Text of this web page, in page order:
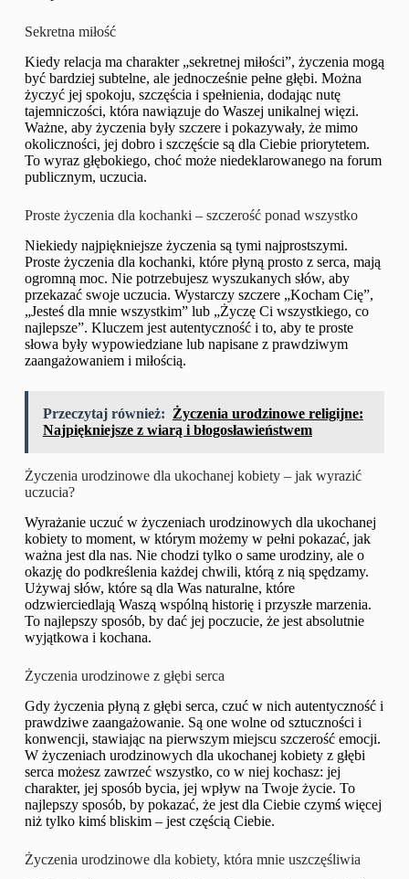
Sekretna miłość
Kiedy relacja ma charakter „sekretnej miłości”, życzenia mogą
być bardziej subtelne, ale jednocześnie pełne głębi. Można
życzyć jej spokoju, szczęścia i spełnienia, dodając nutę
tajemniczości, która nawiązuje do Waszej unikalnej więzi.
Ważne, aby życzenia były szczere i pokazywały, że mimo
okoliczności, jej dobro i szczęście są dla Ciebie priorytetem.
To wyraz głębokiego, choć może niedeklarowanego na forum
publicznym, uczucia.
Proste życzenia dla kochanki – szczerość ponad wszystko
Niekiedy najpiękniejsze życzenia są tymi najprostszymi.
Proste życzenia dla kochanki, które płyną prosto z serca, mają
ogromną moc. Nie potrzebujesz wyszukanych słów, aby
przekazać swoje uczucia. Wystarczy szczere „Kocham Cię”,
„Jesteś dla mnie wszystkim” lub „Życzę Ci wszystkiego, co
najlepsze”. Kluczem jest autentyczność i to, aby te proste
słowa były wypowiedziane lub napisane z prawdziwym
zaangażowaniem i miłością.
Przeczytaj również: Życzenia urodzinowe religijne:
Najpiękniejsze z wiarą i błogosławieństwem
Życzenia urodzinowe dla ukochanej kobiety – jak wyrazić
uczucia?
Wyrażanie uczuć w życzeniach urodzinowych dla ukochanej
kobiety to moment, w którym możemy w pełni pokazać, jak
ważna jest dla nas. Nie chodzi tylko o same urodziny, ale o
okazję do podkreślenia każdej chwili, którą z nią spędzamy.
Używaj słów, które są dla Was naturalne, które
odzwierciedlają Waszą wspólną historię i przyszłe marzenia.
To najlepszy sposób, by dać jej poczucie, że jest absolutnie
wyjątkowa i kochana.
Życzenia urodzinowe z głębi serca
Gdy życzenia płyną z głębi serca, czuć w nich autentyczność i
prawdziwe zaangażowanie. Są one wolne od sztuczności i
konwencji, stawiając na pierwszym miejscu szczerość emocji.
W życzeniach urodzinowych dla ukochanej kobiety z głębi
serca możesz zawrzeć wszystko, co w niej kochasz: jej
charakter, jej sposób bycia, jej wpływ na Twoje życie. To
najlepszy sposób, by pokazać, że jest dla Ciebie czymś więcej
niż tylko kimś bliskim – jest częścią Ciebie.
Życzenia urodzinowe dla kobiety, która mnie uszczęśliwia